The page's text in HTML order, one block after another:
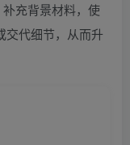
充背景材料，使
交代细节，从而升